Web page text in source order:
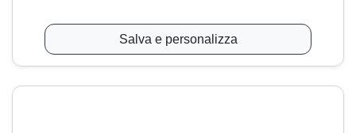
Salva e personalizza